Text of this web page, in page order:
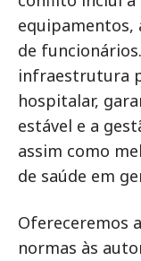
equipamentos,
de
infraestrutura
hospitalar,
estável e a
assim como
de saúde em
Ofereceremos
normas às